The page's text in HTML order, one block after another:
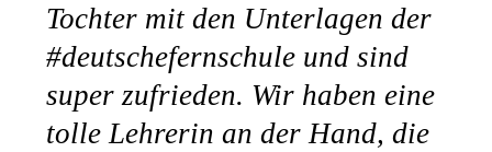
Tochter mit den Unterlagen der
#deutschefernschule und sind
super zufrieden. Wir haben eine
tolle Lehrerin an der Hand, die
unsere
Datenschutzerklärung.
Datenschutzerklärung
Bitte akzeptieren Sie
Datenschutzerklärung